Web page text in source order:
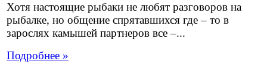
Хотя настоящие рыбаки не любят разговоров на
рыбалке, но общение спрятавшихся где – то в
зарослях камышей партнеров все –...
Подробнее »